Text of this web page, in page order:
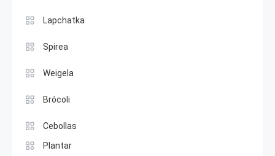
Lapchatka
Spirea
Weigela
Brócoli
Cebollas
Plantar